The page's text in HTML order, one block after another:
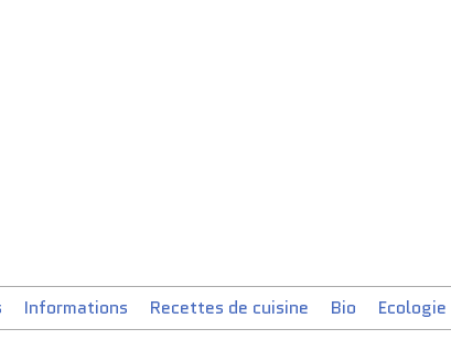
Informations Recettes de cuisine Bio Ecologie